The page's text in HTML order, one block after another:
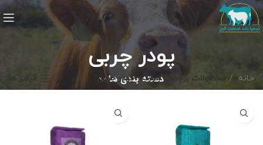
پودر چربی
دسته بندی ها خانه محصولات برچسب خورده “پودر چربی” فیلتر ها